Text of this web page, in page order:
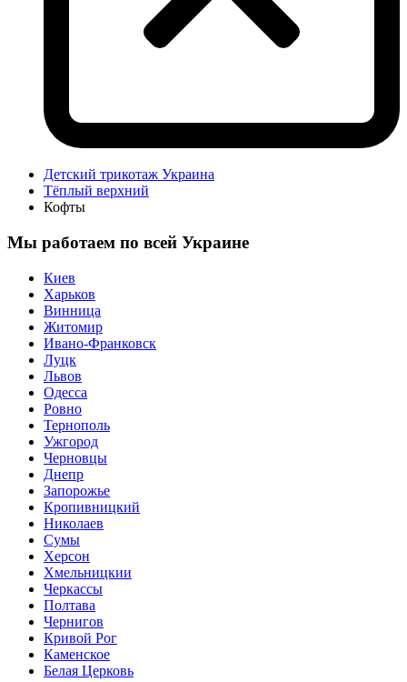
Детский трикотаж Украина
Тёплый верхний
Кофты
Мы работаем по всей Украине
Киев
Харьков
Винница
Житомир
Ивано-Франковск
Луцк
Львов
Одесса
Ровно
Тернополь
Ужгород
Черновцы
Днепр
Запорожье
Кропивницкий
Николаев
Сумы
Херсон
Хмельницкии
Черкассы
Полтава
Чернигов
Кривой Рог
Каменское
Белая Церковь